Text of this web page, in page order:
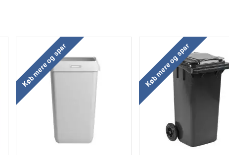
Køb mere og spar Køb mere og spar